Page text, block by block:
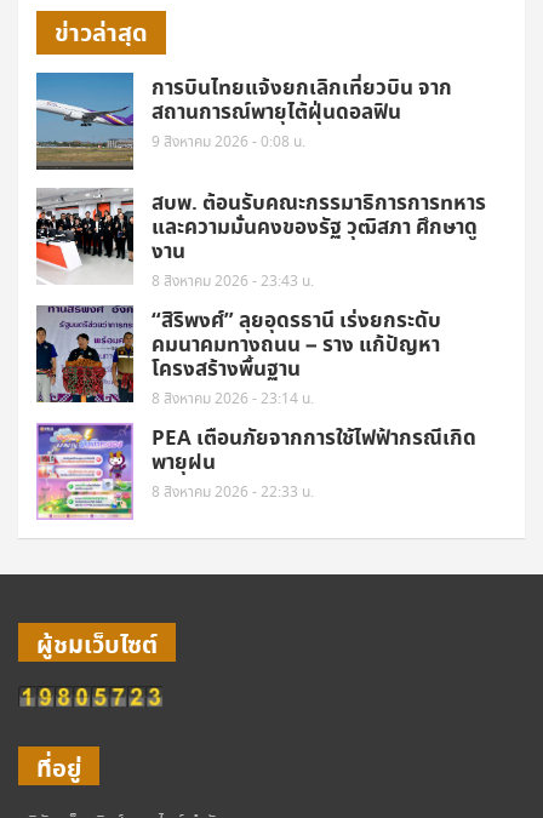
ข่าวล่าสุด
การบินไทยแจ้งยกเลิกเที่ยวบิน จาก
สถานการณ์พายุไต้ฝุ่นดอลฟิน
9 สิงหาคม 2026 - 0:08 น.
สบพ. ต้อนรับคณะกรรมาธิการการทหาร
และความมั่นคงของรัฐ วุฒิสภา ศึกษาดู
งาน
8 สิงหาคม 2026 - 23:43 น.
“สิริพงศ์” ลุยอุดรธานี เร่งยกระดับ
คมนาคมทางถนน – ราง แก้ปัญหา
โครงสร้างพื้นฐาน
8 สิงหาคม 2026 - 23:14 น.
PEA เตือนภัยจากการใช้ไฟฟ้ากรณีเกิด
พายุฝน
8 สิงหาคม 2026 - 22:33 น.
ผู้ชมเว็บไซต์
ที่อยู่